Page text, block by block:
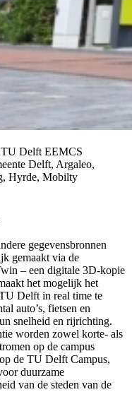
Delft EEMCS
Delft, Argaleo,
Hyrde, Mobilty
gegevensbronnen
gemaakt via de
– een digitale 3D-kopie
het mogelijk het
Delft in real time te
auto’s, fietsen en
snelheid en rijrichting.
worden zowel korte- als
op de campus
de TU Delft Campus,
duurzame
van de steden van de